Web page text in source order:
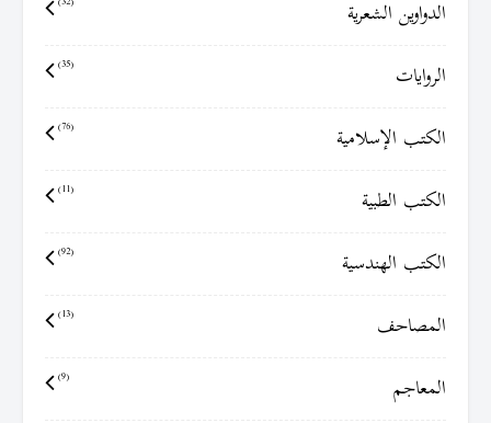
الدواوين الشعرية
الروايات (35)
الكتب الإسلامية (76)
الكتب الطبية (11)
الكتب الهندسية (92)
المصاحف (13)
المعاجم (9)